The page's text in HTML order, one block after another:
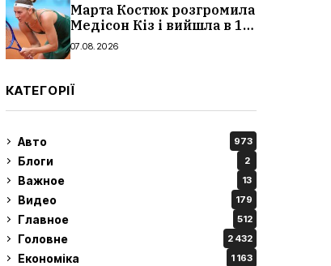
Марта Костюк розгромила
Медісон Кіз і вийшла в 1/8
фіналу Торонто: результат
07.08.2026
КАТЕГОРІЇ
Авто 973
Блоги 2
Важное 13
Видео 179
Главное 512
Головне 2 432
Економіка 1 163